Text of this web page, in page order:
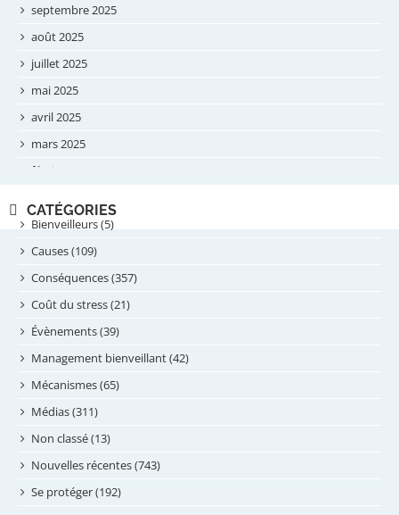
septembre 2025
août 2025
juillet 2025
mai 2025
avril 2025
mars 2025
février 2025
septembre 2024
août 2024
juillet 2024
juin 2024
mai 2024
avril 2024
février 2024
janvier 2024
novembre 2023
octobre 2023
septembre 2023
CATÉGORIES
Bienveilleurs (5)
Causes (109)
Conséquences (357)
Coût du stress (21)
Évènements (39)
Management bienveillant (42)
Mécanismes (65)
Médias (311)
Non classé (13)
Nouvelles récentes (743)
Se protéger (192)